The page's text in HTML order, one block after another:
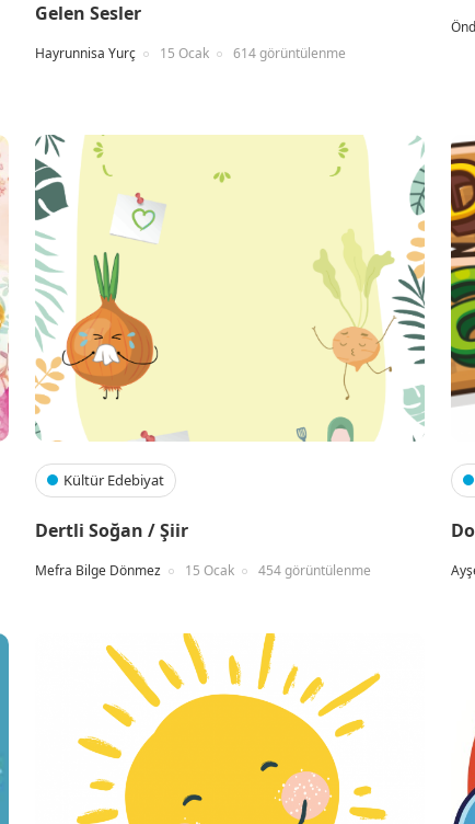
Gelen Sesler
Hayrunnisa Yurç 15 Ocak 614 görüntülenme
Kültür Edebiyat
Dertli Soğan / Şiir
Mefra Bilge Dönmez 15 Ocak 454 görüntülenme